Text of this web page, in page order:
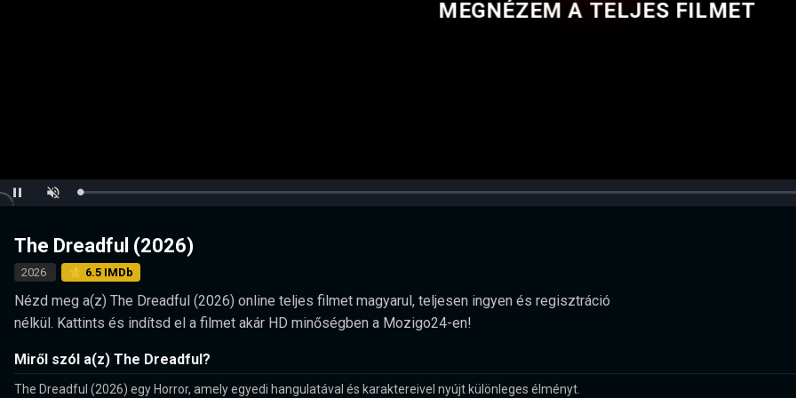
Pause UnmuteLoaded:
MEGNÉZEM A TELJES FILMET
The Dreadful (2026)
2026 ⭐ 6.5 IMDb
Nézd meg a(z) The Dreadful (2026) online teljes filmet magyarul, teljesen ingyen és regisztráció
nélkül. Kattints és indítsd el a filmet akár HD minőségben a Mozigo24-en!
Miről szól a(z) The Dreadful?
The Dreadful (2026) egy Horror, amely egyedi hangulatával és karaktereivel nyújt különleges élményt.